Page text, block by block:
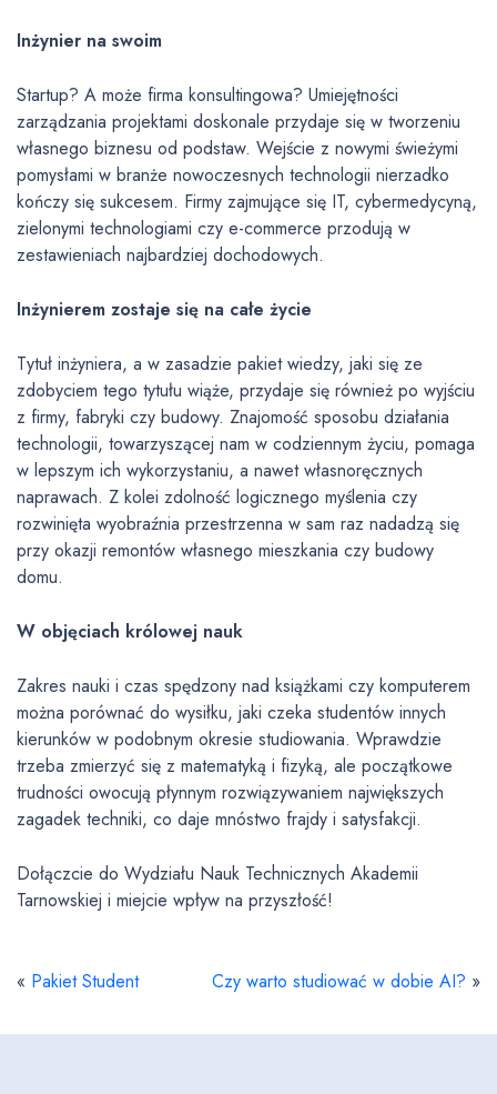
Inżynier na swoim
Startup? A może firma konsultingowa? Umiejętności
zarządzania projektami doskonale przydaje się w tworzeniu
własnego biznesu od podstaw. Wejście z nowymi świeżymi
pomysłami w branże nowoczesnych technologii nierzadko
kończy się sukcesem. Firmy zajmujące się IT, cybermedycyną,
zielonymi technologiami czy e-commerce przodują w
zestawieniach najbardziej dochodowych.
Inżynierem zostaje się na całe życie
Tytuł inżyniera, a w zasadzie pakiet wiedzy, jaki się ze
zdobyciem tego tytułu wiąże, przydaje się również po wyjściu
z firmy, fabryki czy budowy. Znajomość sposobu działania
technologii, towarzyszącej nam w codziennym życiu, pomaga
w lepszym ich wykorzystaniu, a nawet własnoręcznych
naprawach. Z kolei zdolność logicznego myślenia czy
rozwinięta wyobraźnia przestrzenna w sam raz nadadzą się
przy okazji remontów własnego mieszkania czy budowy
domu.
W objęciach królowej nauk
Zakres nauki i czas spędzony nad książkami czy komputerem
można porównać do wysiłku, jaki czeka studentów innych
kierunków w podobnym okresie studiowania. Wprawdzie
trzeba zmierzyć się z matematyką i fizyką, ale początkowe
trudności owocują płynnym rozwiązywaniem największych
zagadek techniki, co daje mnóstwo frajdy i satysfakcji.
Dołączcie do Wydziału Nauk Technicznych Akademii
Tarnowskiej i miejcie wpływ na przyszłość!
« Pakiet Student Czy warto studiować w dobie AI? »